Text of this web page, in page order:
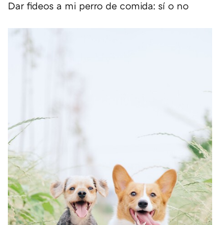
Dar fideos a mi perro de comida: sí o no